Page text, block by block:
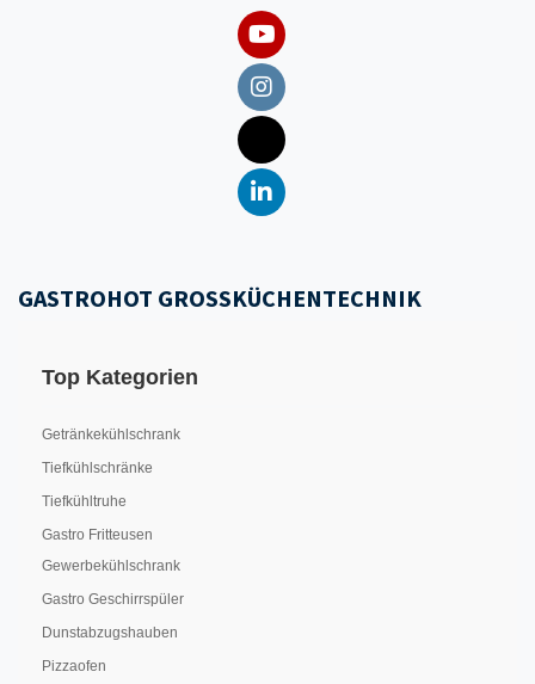
GASTROHOT GROSSKÜCHENTECHNIK
Top Kategorien
Getränkekühlschrank
Tiefkühlschränke
Tiefkühltruhe
Gastro Fritteusen
Gewerbekühlschrank
Gastro Geschirrspüler
Dunstabzugshauben
Pizzaofen